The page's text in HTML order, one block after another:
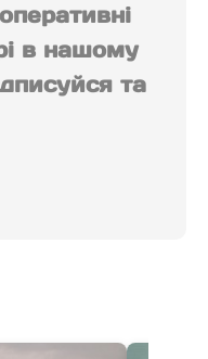
в нашому
та